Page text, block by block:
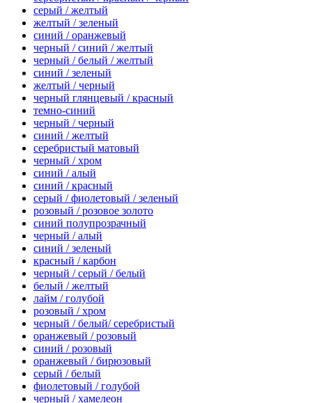
серый / желтый
желтый / зеленый
синий / оранжевый
черный / синий / желтый
черный / белый / желтый
синий / зеленый
желтый / черный
черный глянцевый / красный
темно-синий
черный / черный
синий / желтый
серебристый матовый
черный / хром
синий / алый
синий / красный
серый / фиолетовый / зеленый
розовый / розовое золото
синий полупрозрачный
черный / алый
синий / зеленый
красный / карбон
черный / серый / белый
белый / желтый
лайм / голубой
розовый / хром
черный / белый/ серебристый
оранжевый / розовый
синий / розовый
оранжевый / бирюзовый
серый / белый
фиолетовый / голубой
черный / хамелеон